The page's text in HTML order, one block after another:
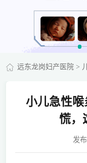
远东龙岗妇产医院>
小儿急性
慌，
发